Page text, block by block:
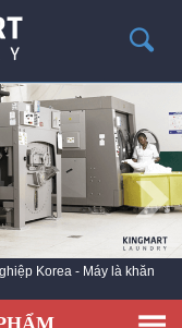
Korea - Máy là khăn